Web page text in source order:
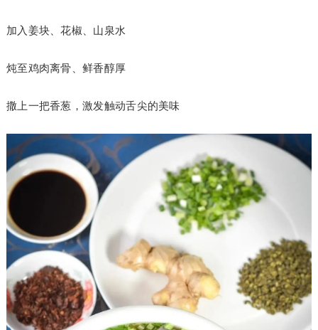
加入姜块、花椒、山泉水
炖至鸡肉离骨、鲜香醇厚
撒上一把香葱，激发触动舌尖的美味